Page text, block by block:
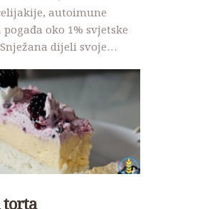
autoimune
oko 1% svjetske
dijeli svoje…
torta